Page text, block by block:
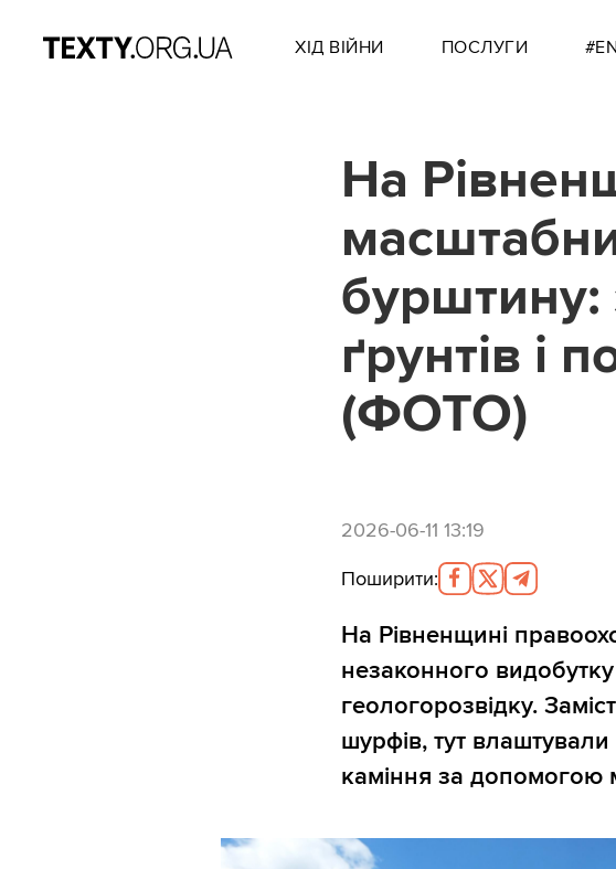
ХІД ВІЙНИ ПОСЛУГИ
На
ґрунтів і
(ФОТО)
2026-06-11 13:19
Поширити:
На Рівненщині
незаконного
геологорозвідку.
шурфів, тут
каміння за допомогою